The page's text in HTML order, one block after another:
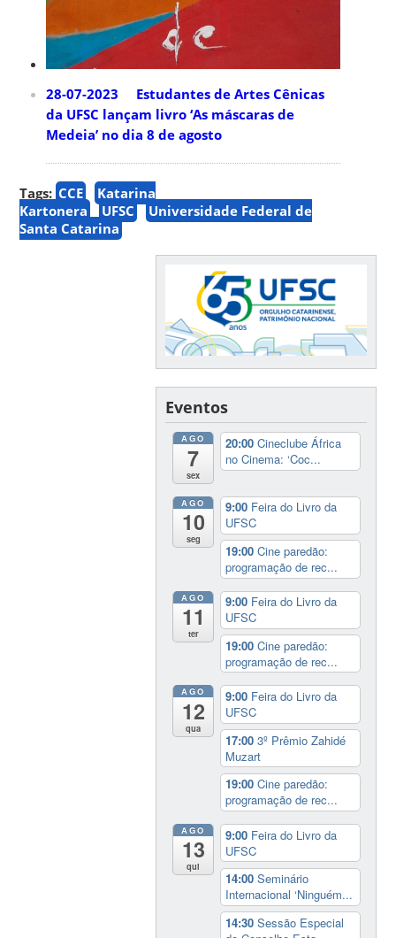
28-07-2023 Estudantes de Artes Cênicas
da UFSC lançam livro ‘As máscaras de
Medeia’ no dia 8 de agosto
Tags: CCE
Katarina
Kartonera
UFSC
Universidade Federal de
Santa Catarina
Eventos
AGO
7
sex
20:00Cineclube África
no Cinema: ‘Coc...
AGO
10
seg
9:00 Feira do Livro da
UFSC
19:00Cine paredão:
programação de rec...
AGO
11
ter
9:00 Feira do Livro da
UFSC
19:00Cine paredão:
programação de rec...
AGO
12
qua
9:00 Feira do Livro da
UFSC
17:003º Prêmio Zahidé
Muzart
19:00Cine paredão:
programação de rec...
AGO
13
qui
9:00 Feira do Livro da
UFSC
14:00Seminário
Internacional ‘Ninguém...
14:30Sessão Especial